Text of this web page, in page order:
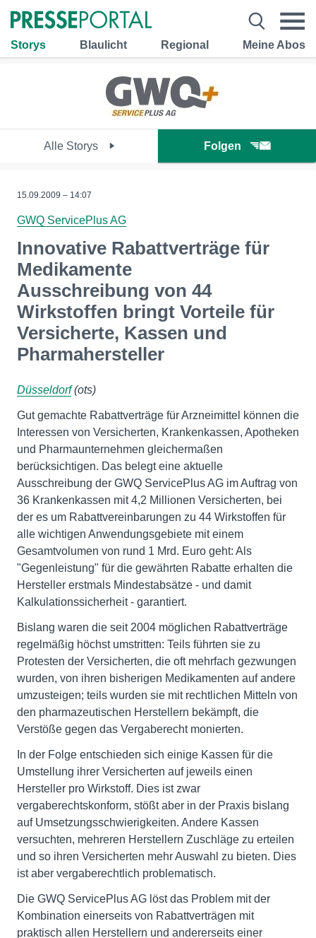
Storys Blaulicht Regional Meine Abos
Alle Storys Folgen
15.09.2009 – 14:07
GWQ ServicePlus AG
Innovative Rabattverträge für
Medikamente
Ausschreibung von 44
Wirkstoffen bringt Vorteile für
Versicherte, Kassen und
Pharmahersteller
Düsseldorf(ots)
Gut gemachte Rabattverträge für Arzneimittel können die
Interessen von Versicherten, Krankenkassen, Apotheken
und Pharmaunternehmen gleichermaßen
berücksichtigen. Das belegt eine aktuelle
Ausschreibung der GWQ ServicePlus AG im Auftrag von
36 Krankenkassen mit 4,2 Millionen Versicherten, bei
der es um Rabattvereinbarungen zu 44 Wirkstoffen für
alle wichtigen Anwendungsgebiete mit einem
Gesamtvolumen von rund 1 Mrd. Euro geht: Als
"Gegenleistung" für die gewährten Rabatte erhalten die
Hersteller erstmals Mindestabsätze - und damit
Kalkulationssicherheit - garantiert.
Bislang waren die seit 2004 möglichen Rabattverträge
regelmäßig höchst umstritten: Teils führten sie zu
Protesten der Versicherten, die oft mehrfach gezwungen
wurden, von ihren bisherigen Medikamenten auf andere
umzusteigen; teils wurden sie mit rechtlichen Mitteln von
den pharmazeutischen Herstellern bekämpft, die
Verstöße gegen das Vergaberecht monierten.
In der Folge entschieden sich einige Kassen für die
Umstellung ihrer Versicherten auf jeweils einen
Hersteller pro Wirkstoff. Dies ist zwar
vergaberechtskonform, stößt aber in der Praxis bislang
auf Umsetzungsschwierigkeiten. Andere Kassen
versuchten, mehreren Herstellern Zuschläge zu erteilen
und so ihren Versicherten mehr Auswahl zu bieten. Dies
ist aber vergaberechtlich problematisch.
Die GWQ ServicePlus AG löst das Problem mit der
Kombination einerseits von Rabattverträgen mit
praktisch allen Herstellern und andererseits einer